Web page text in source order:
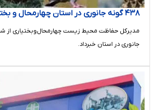
۴۳۸ گونه جانوری در استان چهارمحال و بختیاری وجود دارد
جانوری در استان خبرداد.